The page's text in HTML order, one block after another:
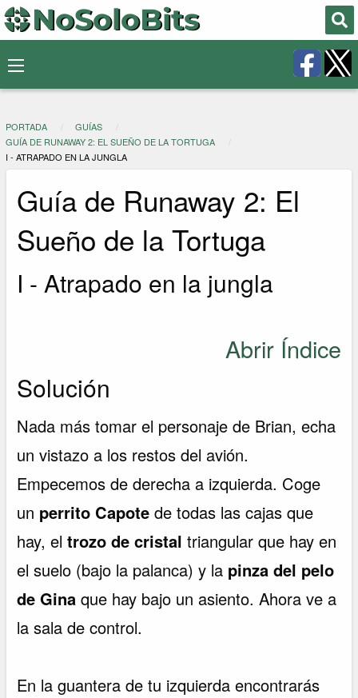
PORTADA
GUÍAS
GUÍA DE RUNAWAY 2: EL SUEÑO DE LA TORTUGA
I - ATRAPADO EN LA JUNGLA
Guía de Runaway 2: El
Sueño de la Tortuga
I - Atrapado en la jungla
Abrir Índice
Solución
Nada más tomar el personaje de Brian, echa
un vistazo a los restos del avión.
Empecemos de derecha a izquierda. Coge
un perrito Capote de todas las cajas que
hay, eltrozo de cristal triangular que hay en
el suelo (bajo la palanca) y la pinza del pelo
de Gina que hay bajo un asiento. Ahora ve a
la sala de control.
En la guantera de tu izquierda encontrarás